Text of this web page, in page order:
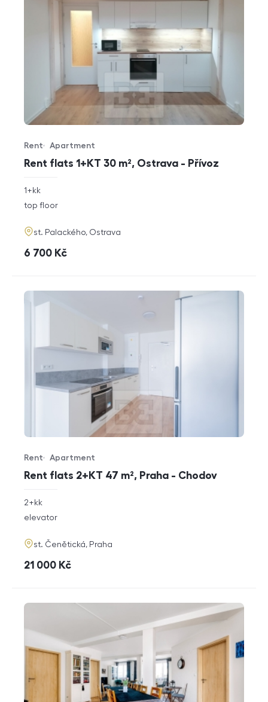
Rent flats 1+KT 30 m², Ostrava - Přívoz
Offer type
Rent
Property type
Apartment
rozměry
disposition
1+kk
funkce
top floor
adresa
st. Palackého, Ostrava
cena
6 700 Kč
Rent flats 2+KT 47 m², Praha - Chodov
Offer type
Rent
Property type
Apartment
rozměry
2+kk
funkce
elevator
adresa
st. Čenětická, Praha
cena
21 000 Kč